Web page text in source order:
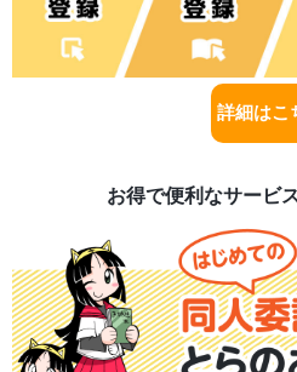
詳細はこ
お得で便利なサービ